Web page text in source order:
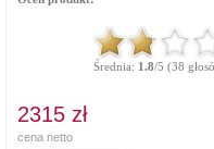
Średnia: 1.8/5 (38
2315 zł
cena netto